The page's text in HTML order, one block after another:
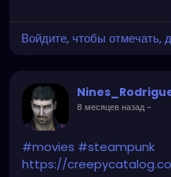
Войдите, чтобы отмечать,
8 месяцев назад-
#movies #steampunk
https://